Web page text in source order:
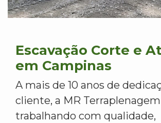
Escavação Corte e
em Campinas
A mais de 10 anos de
cliente, a MR
trabalhando com qualidade,